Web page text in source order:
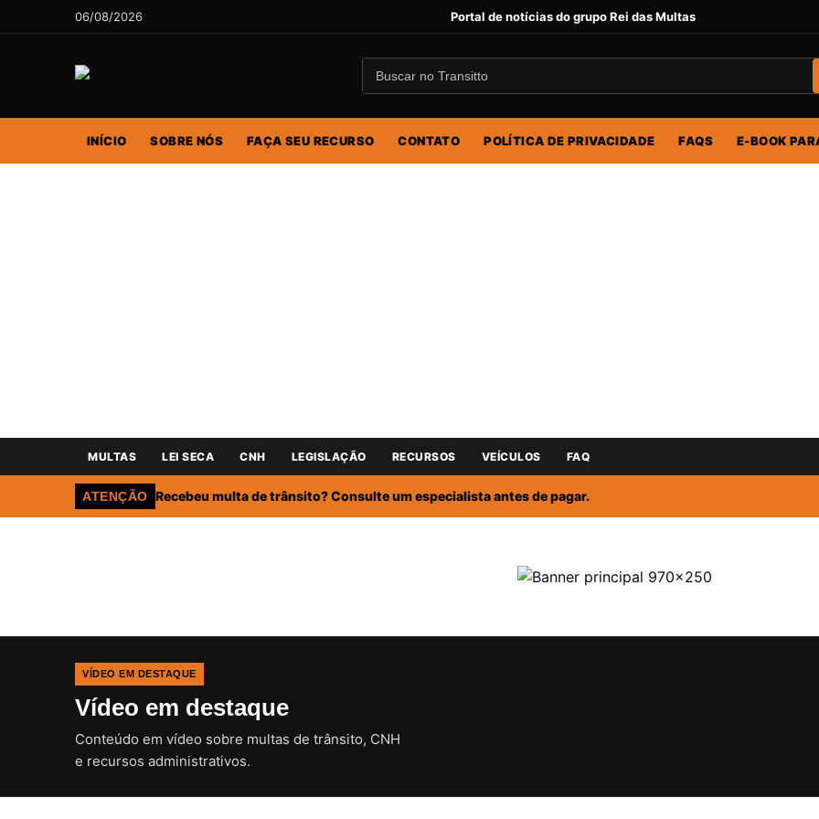
06/08/2026 Portal de notícias do grupo Rei das Multas
INÍCIO SOBRE NÓS FAÇA SEU RECURSO CONTATO POLÍTICA DE PRIVACIDADE FAQS E-BOOK
MULTAS LEI SECA CNH LEGISLAÇÃO RECURSOS VEÍCULOS FAQ
ATENÇÃO Recebeu multa de trânsito? Consulte um especialista antes de pagar.
VÍDEO EM DESTAQUE
Vídeo em destaque
Conteúdo em vídeo sobre multas de trânsito, CNH
e recursos administrativos.